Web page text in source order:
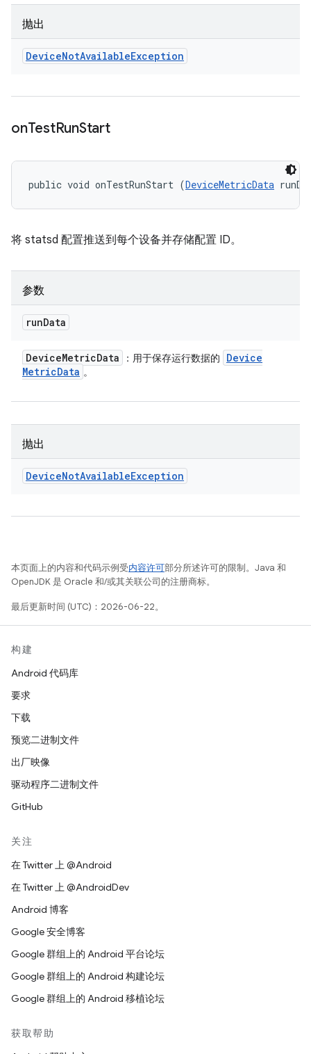
抛出
DeviceNotAvailableException
onTestRunStart
public void onTestRunStart (DeviceMetricData
将 statsd 配置推送到每个设备并存储配置 ID。
参数
runData
DeviceMetricData ：用于保存运行数据的
Device
MetricData 。
抛出
DeviceNotAvailableException
本页面上的内容和代码示例受内容许可部分所述许可的限制。Java 和
OpenJDK 是 Oracle 和/或其关联公司的注册商标。
最后更新时间 (UTC)：2026-06-22。
构建
Android 代码库
要求
下载
预览二进制文件
出厂映像
驱动程序二进制文件
GitHub
关注
在 Twitter 上 @Android
在 Twitter 上 @AndroidDev
Android 博客
Google 安全博客
Google 群组上的 Android 平台论坛
Google 群组上的 Android 构建论坛
Google 群组上的 Android 移植论坛
获取帮助